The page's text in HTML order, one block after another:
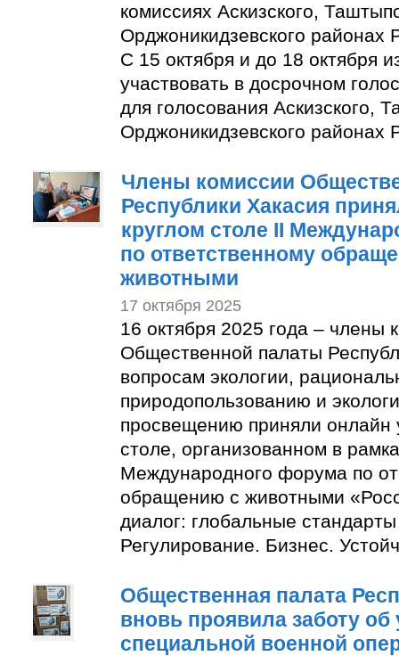
комиссиях Аскизского,
Орджоникидзевского районах
С 15 октября и до 18 октября
участвовать в досрочном
для голосования Аскизского,
Орджоникидзевского районах
Члены комиссии
Республики Хакасия
круглом столе II
по ответственному
животными
17 октября 2025
16 октября 2025 года – члены
Общественной палаты
вопросам экологии,
природопользованию и
просвещению приняли онлайн
столе, организованном в
Международного форума по
обращению с животными
диалог: глобальные
Регулирование. Бизнес.
Общественная палата
вновь проявила заботу об
специальной военной